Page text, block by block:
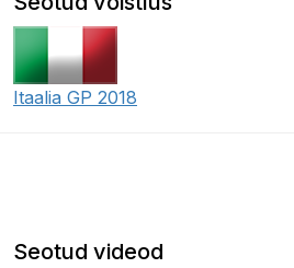
Itaalia GP 2018
Seotud videod